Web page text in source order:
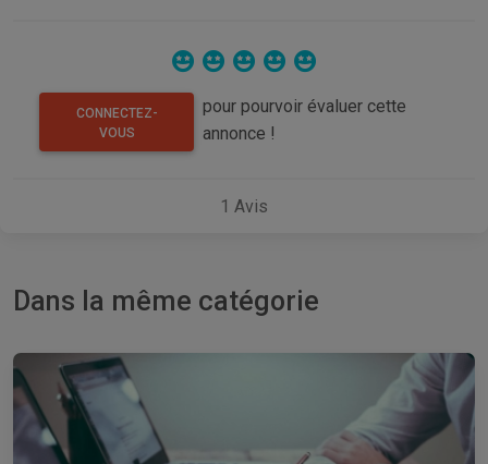
CONNECTEZ-
VOUS
pour pourvoir évaluer cette
annonce !
1 Avis
Dans la même catégorie